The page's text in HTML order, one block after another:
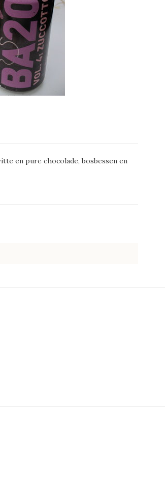
en pure chocolade, bosbessen en